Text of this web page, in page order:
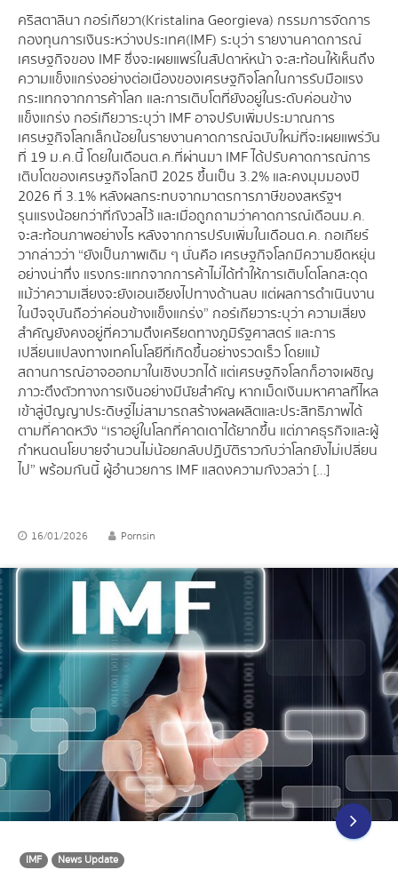
คริสตาลินา กอร์เกียวา (Kristalina Georgieva) กรรมการจัดการ
กองทุนการเงินระหว่างประเทศ (IMF) ระบุว่า รายงานคาดการณ์
เศรษฐกิจของ IMF ซึ่งจะเผยแพร่ในสัปดาห์หน้า จะสะท้อนให้เห็นถึง
ความแข็งแกร่งอย่างต่อเนื่องของเศรษฐกิจโลกในการรับมือแรง
กระแทกจากการค้าโลก และการเติบโตที่ยังอยู่ในระดับค่อนข้าง
แข็งแกร่ง กอร์เกียวาระบุว่า IMF อาจปรับเพิ่มประมาณการ
เศรษฐกิจโลกเล็กน้อยในรายงานคาดการณ์ฉบับใหม่ที่จะเผยแพร่วัน
ที่ 19 ม.ค.นี้ โดยในเดือนต.ค.ที่ผ่านมา IMF ได้ปรับคาดการณ์การ
เติบโตของเศรษฐกิจโลกปี 2025 ขึ้นเป็น 3.2% และคงมุมมองปี
2026 ที่ 3.1% หลังผลกระทบจากมาตรการภาษีของสหรัฐฯ
รุนแรงน้อยกว่าที่กังวลไว้ และเมื่อถูกถามว่าคาดการณ์เดือนม.ค.
จะสะท้อนภาพอย่างไร หลังจากการปรับเพิ่มในเดือนต.ค. กอเกียร์
วากล่าวว่า “ยังเป็นภาพเดิม ๆ นั่นคือ เศรษฐกิจโลกมีความยืดหยุ่น
อย่างน่าทึ่ง แรงกระแทกจากการค้าไม่ได้ทำให้การเติบโตโลกสะดุด
แม้ว่าความเสี่ยงจะยังเอนเอียงไปทางด้านลบ แต่ผลการดำเนินงาน
ในปัจจุบันถือว่าค่อนข้างแข็งแกร่ง” กอร์เกียวาระบุว่า ความเสี่ยง
สำคัญยังคงอยู่ที่ความตึงเครียดทางภูมิรัฐศาสตร์ และการ
เปลี่ยนแปลงทางเทคโนโลยีที่เกิดขึ้นอย่างรวดเร็ว โดยแม้
สถานการณ์อาจออกมาในเชิงบวกได้ แต่เศรษฐกิจโลกก็อาจเผชิญ
ภาวะตึงตัวทางการเงินอย่างมีนัยสำคัญ หากเม็ดเงินมหาศาลที่ไหล
เข้าสู่ปัญญาประดิษฐ์ไม่สามารถสร้างผลผลิตและประสิทธิภาพได้
ตามที่คาดหวัง “เราอยู่ในโลกที่คาดเดาได้ยากขึ้น แต่ภาคธุรกิจและผู้
กำหนดนโยบายจำนวนไม่น้อยกลับปฏิบัติราวกับว่าโลกยังไม่เปลี่ยน
ไป” พร้อมกันนี้ ผู้อำนวยการ IMF แสดงความกังวลว่า […]
16/01/2026 Pornsin
IMF News Update